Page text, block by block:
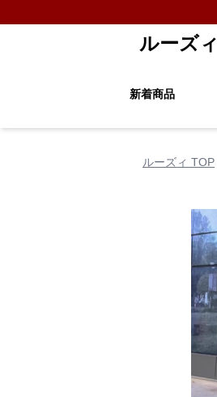
ルーズィ
新着商品
ルーズィ TOP